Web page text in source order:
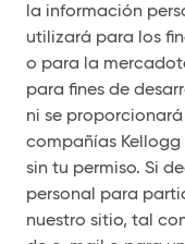
la información
utilizará para los
o para la
para fines de
ni se
compañías
sin tu permiso. Si
personal para
nuestro sitio, tal